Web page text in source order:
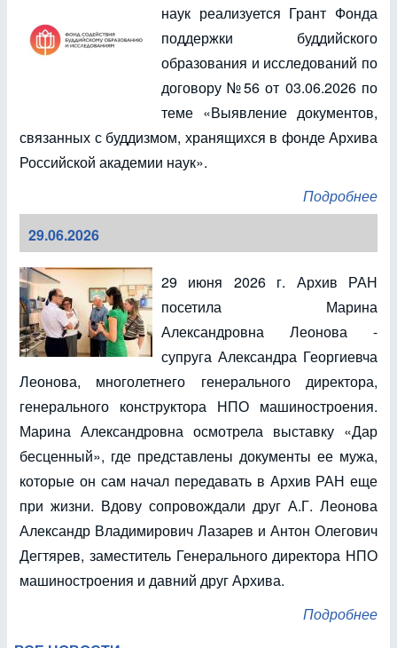
наук реализуется Грант Фонда
поддержки буддийского
образования и исследований по
договору №56 от 03.06.2026 по
теме «Выявление документов,
связанных с буддизмом, хранящихся в фонде Архива
Российской академии наук».
Подробнее
29.06.2026
29 июня 2026 г. Архив РАН
посетила Марина
Александровна Леонова -
супруга Александра Георгиевча
Леонова, многолетнего генерального директора,
генерального конструктора НПО машиностроения.
Марина Александровна осмотрела выставку «Дар
бесценный», где представлены документы ее мужа,
которые он сам начал передавать в Архив РАН еще
при жизни. Вдову сопровождали друг А.Г. Леонова
Александр Владимирович Лазарев и Антон Олегович
Дегтярев, заместитель Генерального директора НПО
машиностроения и давний друг Архива.
Подробнее